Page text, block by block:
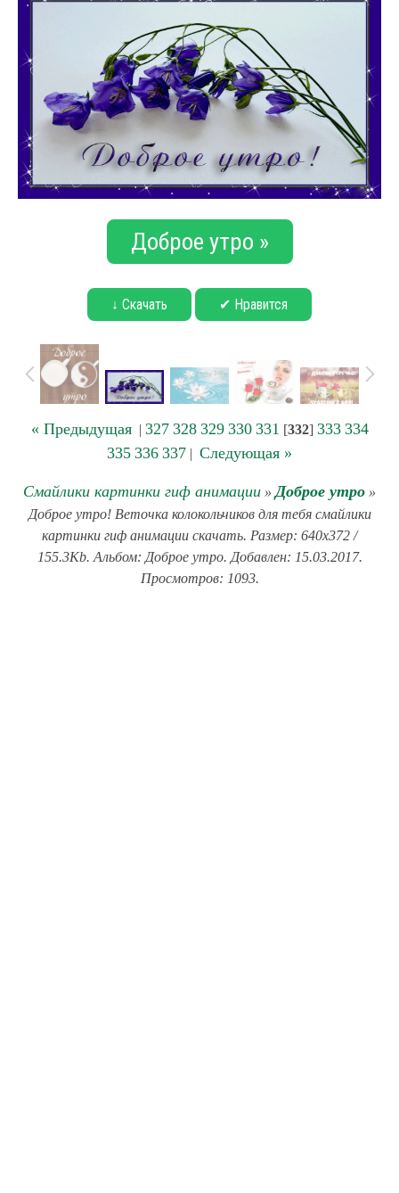
Доброе утро »
↓ Скачать ✔ Нравится
« Предыдущая| 327 328 329 330 331 [332] 333 334
335 336 337 | Следующая »
Смайлики картинки гиф анимации » Доброе утро »
Доброе утро! Веточка колокольчиков для тебя смайлики
картинки гиф анимации скачать. Размер: 640x372 /
155.3Kb. Альбом: Доброе утро. Добавлен: 15.03.2017.
Просмотров: 1093.